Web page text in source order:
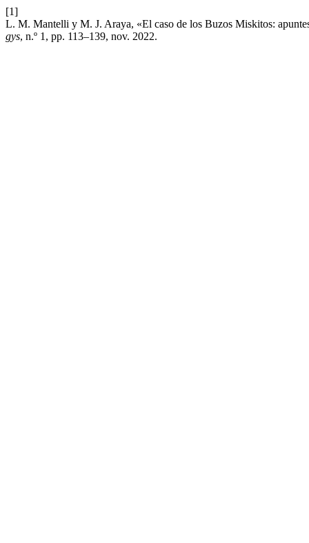
[1]
L. M. Mantelli y M. J. Araya, «El caso de los Buzos Miskitos:
gys, n.º 1, pp. 113–139, nov. 2022.